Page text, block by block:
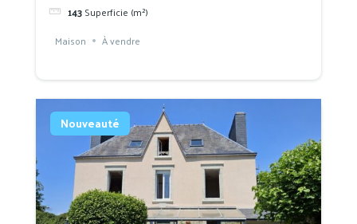
143Superficie (m²)
Maison
À vendre
Nouveauté